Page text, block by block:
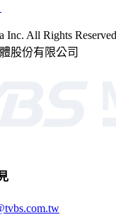
Inc. All Rights
股份有限公司